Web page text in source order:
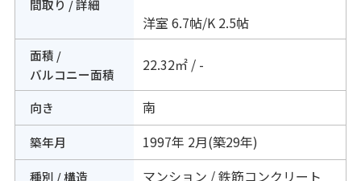
間取り / 詳細
洋室 6.7帖/K 2.5帖
面積 /
バルコニー面積
22.32㎡ / -
向き 南
築年月 1997年 2月(築29年)
種別 / 構造 マンション / 鉄筋コンクリート